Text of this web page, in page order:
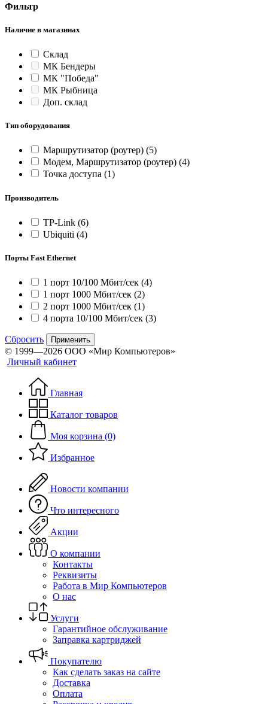
Фильтр
Наличие в магазинах
Склад
МК Бендеры
МК "Победа"
МК Рыбница
Доп. склад
Тип оборудования
Маршрутизатор (роутер) (5)
Модем, Маршрутизатор (роутер) (4)
Точка доступа (1)
Производитель
TP-Link (6)
Ubiquiti (4)
Порты Fast Ethernet
1 порт 10/100 Мбит/сек (4)
1 порт 1000 Мбит/сек (2)
2 порт 1000 Мбит/сек (1)
4 порта 10/100 Мбит/сек (3)
Сбросить Применить
© 1999—2026 ООО «Мир Компьютеров»
Личный кабинет
Главная
Каталог товаров
Моя корзина (0)
Избранное
Новости компании
Что интересного
Акции
О компании
Контакты
Реквизиты
Работа в Мир Компьютеров
О нас
Услуги
Гарантийное обслуживание
Заправка картриджей
Покупателю
Как сделать заказ на сайте
Доставка
Оплата